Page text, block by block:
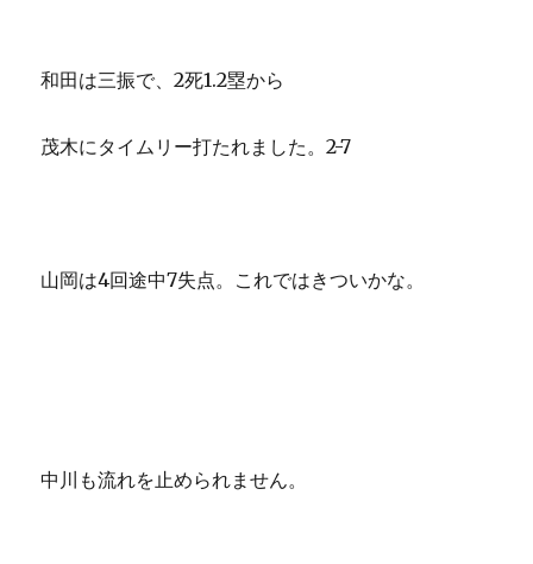
和田は三振で、2死1.2塁から
茂木にタイムリー打たれました。2-7
山岡は4回途中7失点。これではきついかな。
中川も流れを止められません。